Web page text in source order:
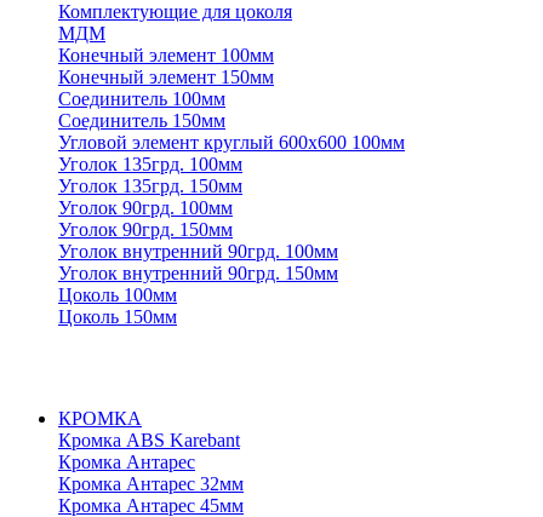
Комплектующие для цоколя
МДМ
Конечный элемент 100мм
Конечный элемент 150мм
Соединитель 100мм
Соединитель 150мм
Угловой элемент круглый 600х600 100мм
Уголок 135грд. 100мм
Уголок 135грд. 150мм
Уголок 90грд. 100мм
Уголок 90грд. 150мм
Уголок внутренний 90грд. 100мм
Уголок внутренний 90грд. 150мм
Цоколь 100мм
Цоколь 150мм
КРОМКА
Кромка ABS Karebant
Кромка Антарес
Кромка Антарес 32мм
Кромка Антарес 45мм